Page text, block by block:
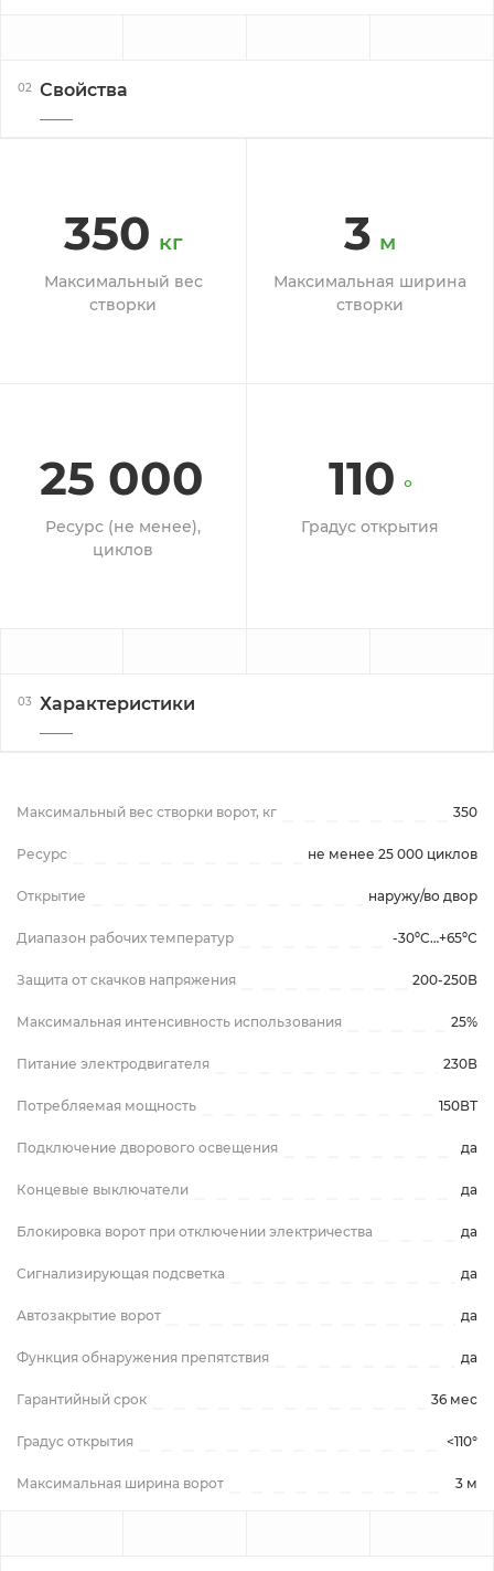
02 Свойства
350 кг
Максимальный вес
створки
3 м
Максимальная ширина
створки
25 000
Ресурс (не менее),
циклов
110 °
Градус открытия
03 Характеристики
Максимальный вес створки ворот, кг 350
Ресурс не менее 25 000 циклов
Открытие наружу/во двор
Диапазон рабочих температур -30ºС…+65ºС
Защита от скачков напряжения 200-250В
Максимальная интенсивность использования 25%
Питание электродвигателя 230В
Потребляемая мощность 150ВТ
Подключение дворового освещения да
Концевые выключатели да
Блокировка ворот при отключении электричества да
Сигнализирующая подсветка да
Автозакрытие ворот да
Функция обнаружения препятствия да
Гарантийный срок 36 мес
Градус открытия <110°
Максимальная ширина ворот 3 м